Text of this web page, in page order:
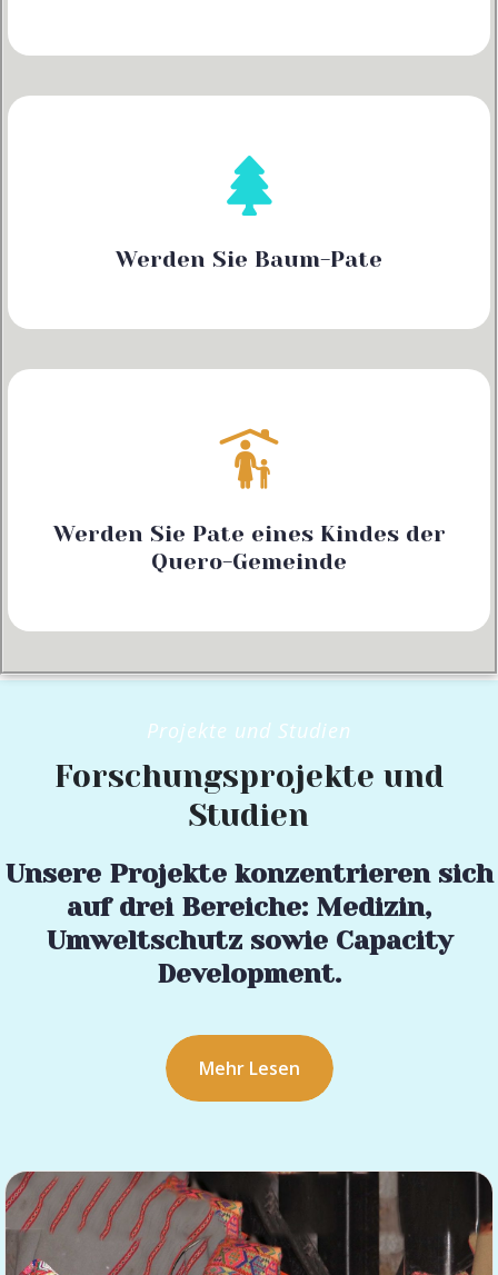
Werden Sie Baum-Pate
Werden Sie Pate eines Kindes der
Quero-Gemeinde
Projekte und Studien
Forschungsprojekte und
Studien
Unsere Projekte konzentrieren sich
auf drei Bereiche: Medizin,
Umweltschutz sowie Capacity
Development.
Mehr Lesen